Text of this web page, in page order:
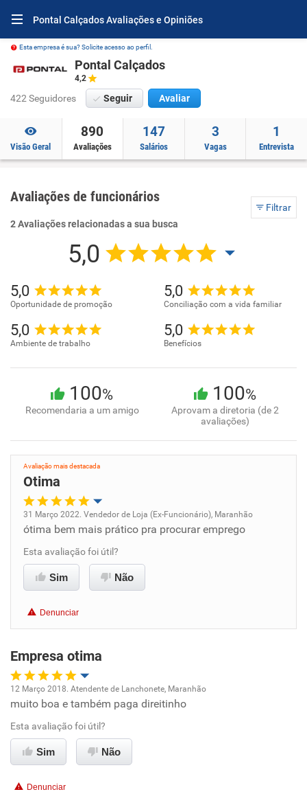
Pontal Calçados Avaliações e Opiniões
Esta empresa é sua? Solicite acesso ao perfil.
Pontal Calçados
4,2
422 Seguidores Seguir Avaliar
Visão Geral
890
Avaliações
147
Salários
3
Vagas
1
Entrevista
Avaliações de funcionários
Filtrar
2 Avaliações relacionadas a sua busca
5,0
5,0
Oportunidade de promoção
5,0
Conciliação com a vida familiar
5,0
Ambiente de trabalho
5,0
Benefícios
100%
Recomendaria a um amigo
100%
Aprovam a diretoria (de 2
avaliações)
Avaliação mais destacada
Otima
Oportunidade de promoção
Ambiente de trabalho
Benefícios
Recomenda esta empresa
Recomenda a diretoria
31 Março 2022. Vendedor de Loja (Ex-Funcionário), Maranhão
ótima bem mais prático pra procurar emprego
Esta avaliação foi útil?
Sim Não
Denunciar
Empresa otima
Oportunidade de promoção
Ambiente de trabalho
12 Março 2018. Atendente de Lanchonete, Maranhão
muito boa e também paga direitinho
Esta avaliação foi útil?
Sim Não
Denunciar